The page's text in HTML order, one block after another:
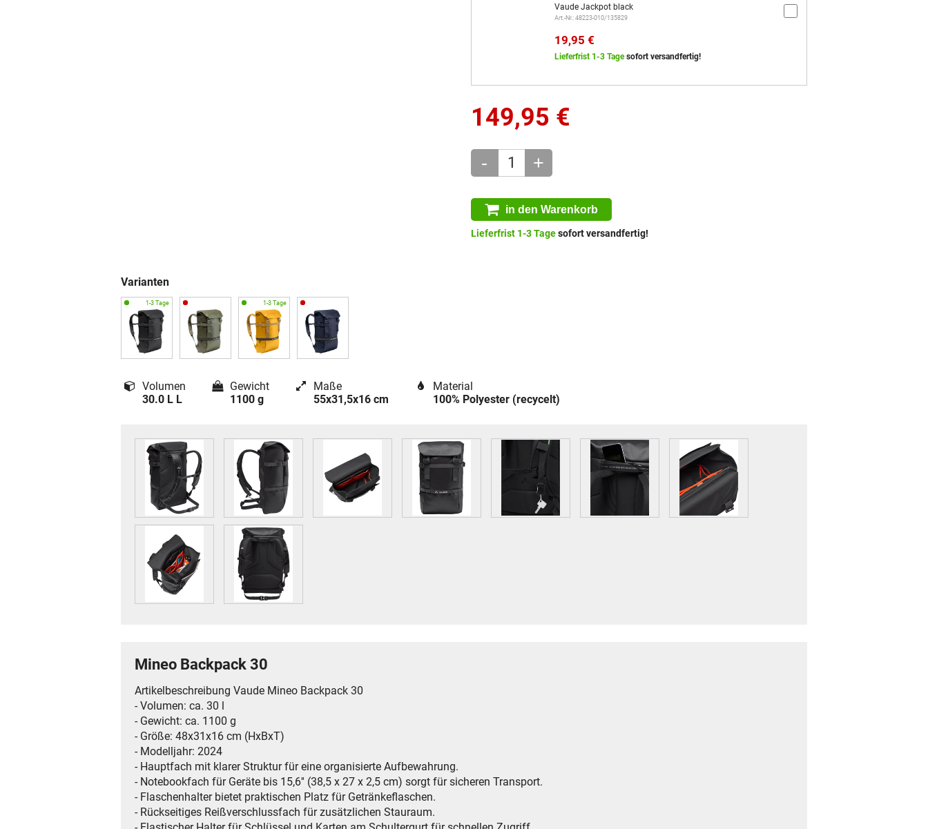
Vaude Jackpot black
Art.-Nr.: 48223-010/135829
19,95 €
Lieferfrist 1-3 Tagesofort versandfertig!
149,95 €
- +
in den Warenkorb
Lieferfrist 1-3 Tagesofort versandfertig!
Varianten
Volumen
30.0 L L
Gewicht
1100 g
Maße
55x31,5x16 cm
Material
100% Polyester (recycelt)
Mineo Backpack 30
Artikelbeschreibung Vaude Mineo Backpack 30
- Volumen: ca. 30 l
- Gewicht: ca. 1100 g
- Größe: 48x31x16 cm (HxBxT)
- Modelljahr: 2024
- Hauptfach mit klarer Struktur für eine organisierte Aufbewahrung.
- Notebookfach für Geräte bis 15,6'' (38,5 x 27 x 2,5 cm) sorgt für sicheren Transport.
- Flaschenhalter bietet praktischen Platz für Getränkeflaschen.
- Rückseitiges Reißverschlussfach für zusätzlichen Stauraum.